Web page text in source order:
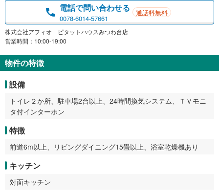
電話で問い合わせる
0078-6014-57661
通話料無料
株式会社アフィオ ピタットハウスみつわ台店
営業時間：10:00-19:00
物件の特徴
設備
トイレ２か所、駐車場2台以上、24時間換気システム、ＴＶモニ
タ付インターホン
特徴
前道6m以上、リビングダイニング15畳以上、浴室乾燥機あり
キッチン
対面キッチン